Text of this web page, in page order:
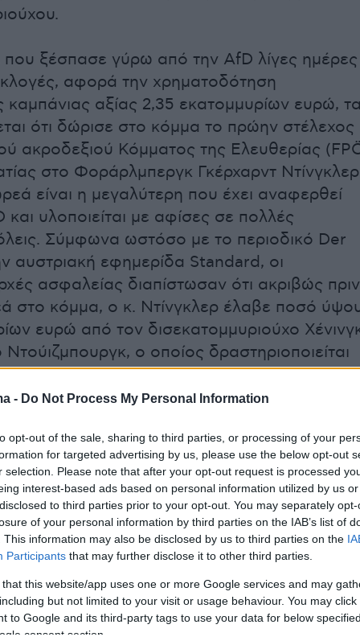
- Do Not Process My Personal Information
opt-out of the sale, sharing to third parties, or processing of your
for targeted advertising by us, please use the below opt-out
selection. Please note that after your opt-out request is processed
interest-based ads based on personal information utilized by us
to third parties prior to your opt-out. You may separately
of your personal information by third parties on the IAB’s list of
This information may also be disclosed by us to third parties on the
Participants that may further disclose it to other third parties.
that this website/app uses one or more Google services and may
but not limited to your visit or usage behaviour. You may
to Google and its third-party tags to use your data for below
consent section.
ξέσπασε γύρω από την AfD λίγες ημέρες
αφορά την χρηματοδότηση
καμπάνιας αξίας 2,35 εκατομμυρίων ευρώ, τα
ότι δώρισε στο κόμμα το πρώην στέλεχος
ακροδεξιού Κόμματος της Ελευθερίας
στο Φοράρλμπεργκ Γκέρχαρντ
είναι η μεγαλύτερη που έχει αναφερθεί
και υλοποιείται με αφίσες σε πολλές
Σύμφωνα ωστόσο με το περιοδικό Der
αυστριακή εφημερίδα Standard, οι
ασφαλείας διαπίστωσαν ότι ακριβώς πριν
στο κόμμα, ο κ. Ντίνγκλερ έλαβε ποσό
ευρώ από τον δισεκατομμυριούχο
ο οποίος δραστηριοποιείται
ακινήτων.
δύο έντυπα, ο κ. Ντίνγκλερ φέρεται να
από λίγες εβδομάδες στην τράπεζά του
συμβόλαιο, σύμφωνα με το οποίο ο κ. Κόνλε
2,6 εκατομμύρια ευρώ, «για ένα έργο
αργότερα όμως, 2,34 εκατομμύρια
από τον λογαριασμό του σε εταιρία της
ειδικεύεται στην διαφήμιση με αφίσες,
Η AfD δήλωσε ακριβώς το ίδιο ποσό
της Bundestag στις αρχές